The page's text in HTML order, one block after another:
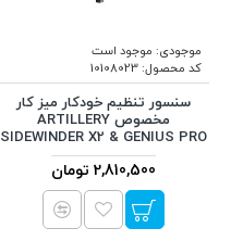
موجودی: موجود است
کد محصول:10108023
سنسور تنظیم خودکار میز کار
مخصوص ARTILLERY
SIDEWINDER X2 & GENIUS PRO
2,810,500 تومان